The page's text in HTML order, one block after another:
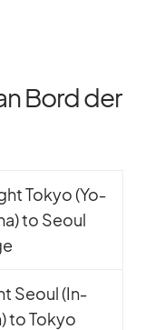
Bord der
To­kyo (Yo­
to Seoul
Seoul (In­
to To­kyo